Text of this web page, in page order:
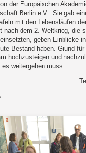
der Europäischen
Berlin e.V.. Sie gab
mit den Lebensläufen
nach dem 2. Weltkrieg, die
geben Einblicke
Bestand haben. Grund für
hochzusteigen und
weitergehen muss.